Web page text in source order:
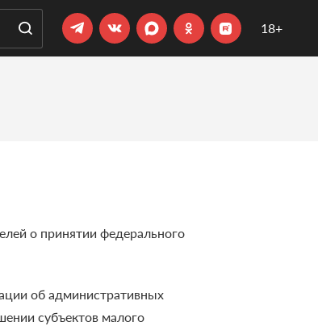
18+
о принятии федерального
об административных
субъектов малого